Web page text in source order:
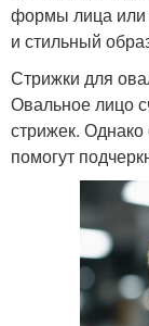
формы лица или
и стильный
Стрижки для
Овальное лицо
стрижек. Однако
помогут